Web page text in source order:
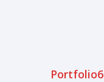
Portfolio6